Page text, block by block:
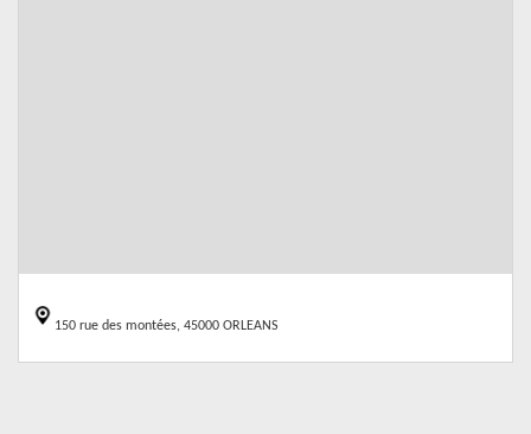
150 rue des montées, 45000 ORLEANS